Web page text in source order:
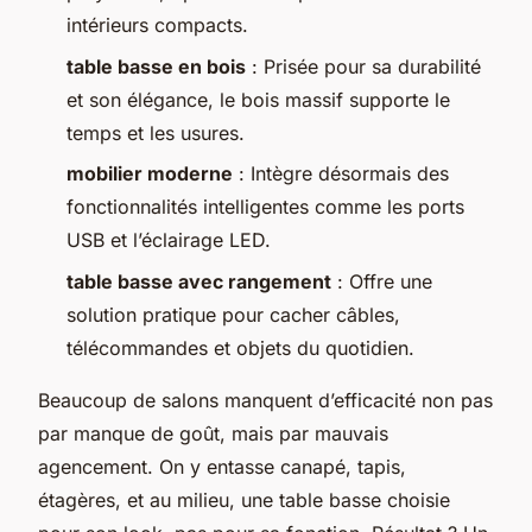
intérieurs compacts.
table basse en bois : Prisée pour sa durabilité
et son élégance, le bois massif supporte le
temps et les usures.
mobilier moderne : Intègre désormais des
fonctionnalités intelligentes comme les ports
USB et l’éclairage LED.
table basse avec rangement : Offre une
solution pratique pour cacher câbles,
télécommandes et objets du quotidien.
Beaucoup de salons manquent d’efficacité non pas
par manque de goût, mais par mauvais
agencement. On y entasse canapé, tapis,
étagères, et au milieu, une table basse choisie